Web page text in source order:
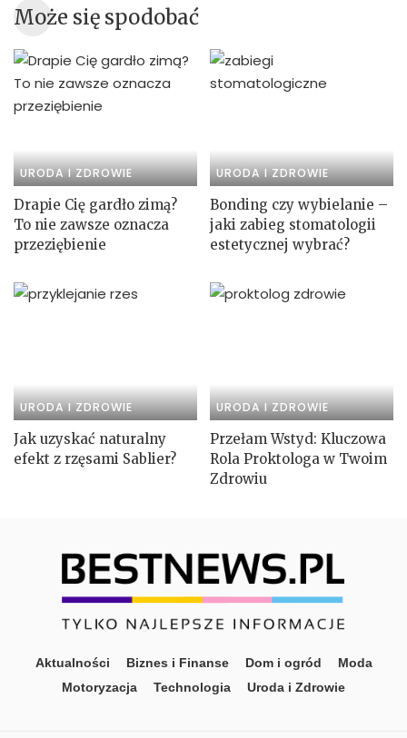
Może się spodobać
URODA I ZDROWIE
Drapie Cię gardło zimą?
To nie zawsze oznacza
przeziębienie
URODA I ZDROWIE
Bonding czy wybielanie –
jaki zabieg stomatologii
estetycznej wybrać?
URODA I ZDROWIE
Jak uzyskać naturalny
efekt z rzęsami Sablier?
URODA I ZDROWIE
Przełam Wstyd: Kluczowa
Rola Proktologa w Twoim
Zdrowiu
Aktualności Biznes i Finanse Dom i ogród
Moda
Motoryzacja
Technologia Uroda i Zdrowie